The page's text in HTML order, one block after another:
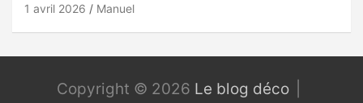
1 avril 2026 Manuel
Copyright © 2026 Le blog déco